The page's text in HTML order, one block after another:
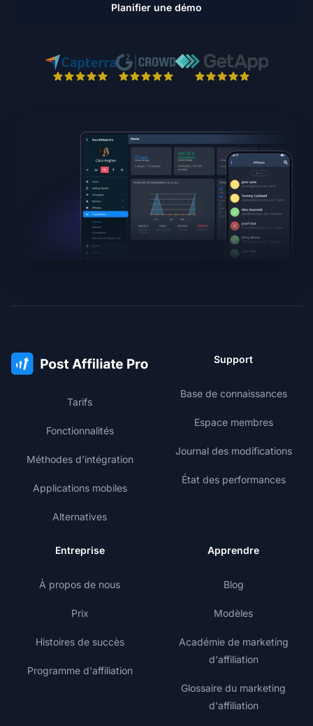
Planifier une démo
Tarifs
Fonctionnalités
Méthodes d'intégration
Applications mobiles
Alternatives
Support
Base de connaissances
Espace membres
Journal des modifications
État des performances
Entreprise
À propos de nous
Prix
Histoires de succès
Programme d'affiliation
Apprendre
Blog
Modèles
Académie de marketing
d'affiliation
Glossaire du marketing
d'affiliation